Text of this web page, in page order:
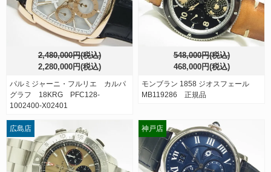
2,480,000円(税込)
2,280,000円(税込)
パルミジャーニ・フルリエ カルパ
グラフ 18KRG PFC128-
1002400-X02401
548,000円(税込)
468,000円(税込)
モンブラン 1858 ジオスフェール
MB119286 正規品
広島店 神戸店